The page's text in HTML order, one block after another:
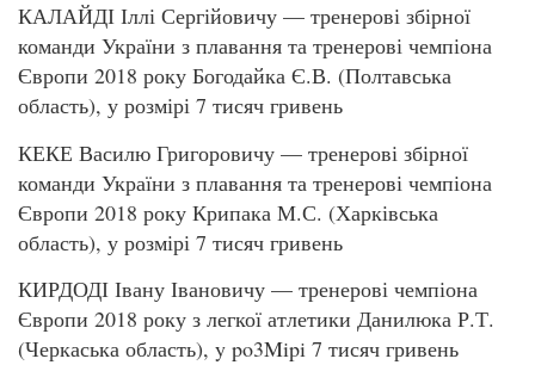
КАЛАЙДІ Іллі Сергійовичу — тренерові збірної
команди України з плавання та тренерові чемпіона
Європи 2018 року Богодайка Є.В. (Полтавська
область), у розмірі 7 тисяч гривень
КЕКЕ Василю Григоровичу — тренерові збірної
команди України з плавання та тренерові чемпіона
Європи 2018 року Крипака М.С. (Харківська
область), у розмірі 7 тисяч гривень
КИРДОДІ Івану Івановичу — тренерові чемпіона
Європи 2018 року з легкої атлетики Данилюка Р.Т.
(Черкаська область), y po3Mipi 7 тисяч гривень